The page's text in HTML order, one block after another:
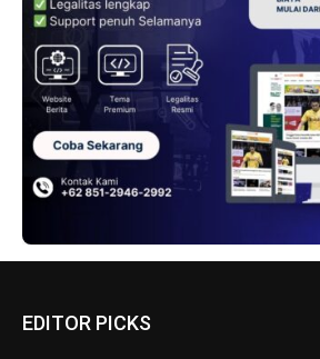
EDITOR PICKS